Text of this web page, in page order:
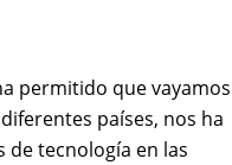
permitido que vayamos
países, nos ha
tecnología en las